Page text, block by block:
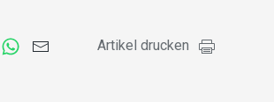
Artikel drucken